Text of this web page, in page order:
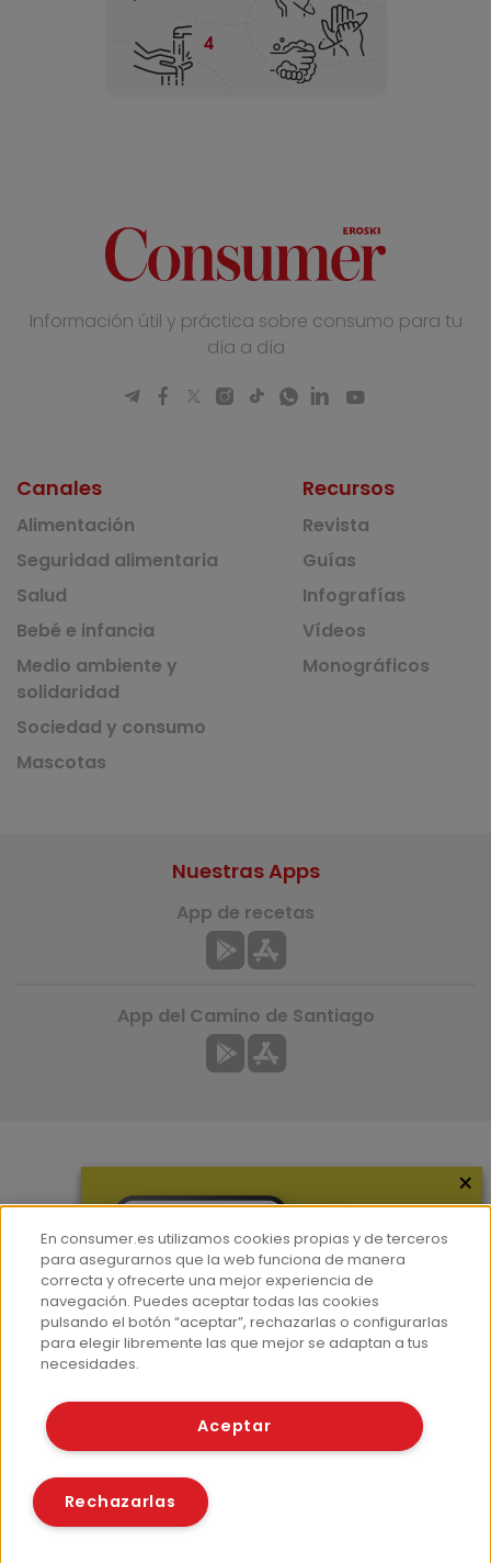
Información útil y práctica sobre consumo para tu
día a día
Canales
Alimentación
Seguridad alimentaria
Salud
Bebé e infancia
Medio ambiente y
solidaridad
Sociedad y consumo
Mascotas
Recursos
Revista
Guías
Infografías
Vídeos
Monográficos
Hemeroteca
Contacto
Prensa
Corpus Lingüístico Consumer
Nuestras Apps
App de recetas
App del Camino de Santiago
© Fundación EROSKI
Políticas de cookies
×
En consumer.es utilizamos cookies propias y de terceros
para asegurarnos que la web funciona de manera
correcta y ofrecerte una mejor experiencia de
navegación. Puedes aceptar todas las cookies
pulsando el botón “aceptar”, rechazarlas o configurarlas
para elegir libremente las que mejor se adaptan a tus
necesidades.
Aceptar
Rechazarlas